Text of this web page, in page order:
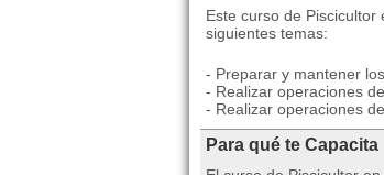
Este curso de
siguientes temas:
- Preparar y mantener
- Realizar operaciones
- Realizar operaciones
Para qué te Capacita